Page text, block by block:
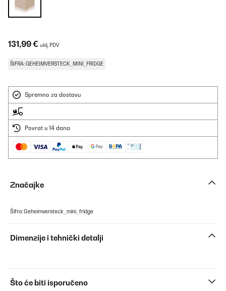
131,99 € uklj. PDV
ŠIFRA: GEHEIMVERSTECK_MINI_FRIDGE
Spremno za dostavu
Povrat u 14 dana
Značajke
Šifra: Geheimversteck_mini_fridge
Dimenzije i tehnički detalji
Što će biti isporučeno